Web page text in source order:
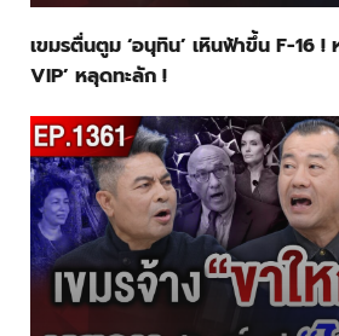
เขมรตื่นตูม ‘อนุทิน’ เหินฟ้าขึ้น F-16 !
VIP’ หลุดทะลัก !